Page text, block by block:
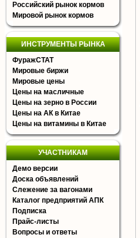
Российский рынок кормов
Мировой рынок кормов
ИНСТРУМЕНТЫ РЫНКА
ФуражСТАТ
Мировые биржи
Мировые цены
Цены на масличные
Цены на зерно в России
Цены на АК в Китае
Цены на витамины в Китае
УЧАСТНИКАМ
Демо версии
Доска объявлений
Слежение за вагонами
Каталог предприятий АПК
Подписка
Прайс-листы
Вопросы и ответы